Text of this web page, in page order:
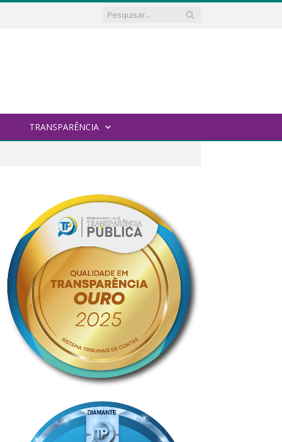
TRANSPARÊNCIA